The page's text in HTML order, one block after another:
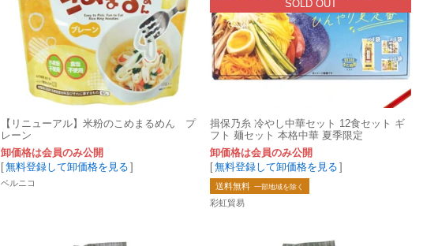
【リニューアル】米粉の​こめまる​めん プ
レーン
卸価格は会員のみ公開
[無料登録して卸価格を見る ]
ベルニコ
SOLD OUT
揖保乃糸 冷やし中華セット 12食セット ギ
フト 麺セット 本格中華 夏季限定
卸価格は会員のみ公開
[無料登録して卸価格を見る ]
送料無料 一部地域を除く
彩虹貿易